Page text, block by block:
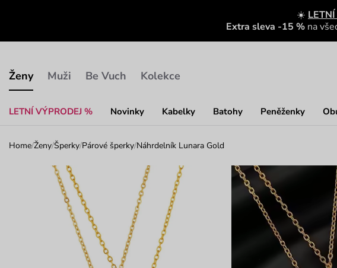
☀️
Extra sleva -15 % na
Ženy
LETNÍ VÝPRODEJ % Novinky Kabelky Batohy Peněženky
Muži Be Vuch Kolekce
Home/Ženy/Šperky/Párové šperky/Náhrdelník Lunara Gold